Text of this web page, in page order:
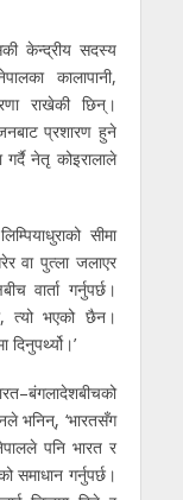
केन्द्रीय सदस्य
कालापानी,
राखेकी छिन्।
प्रशारण हुने
गर्दै नेतृ कोइरालाले
सीमा
वा पुत्ला जलाएर
वार्ता गर्नुपर्छ।
त्यो भएको छैन।
भनिन्, ‘भारतसँग
पनि भारत र
समाधान गर्नुपर्छ।